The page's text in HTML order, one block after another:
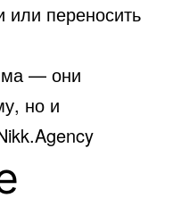
переносить
— они
но и